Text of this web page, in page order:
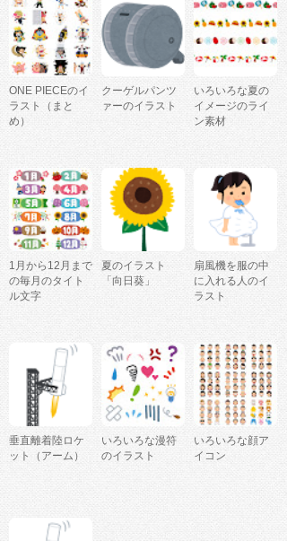
ONE PIECEのイ
ラスト（まと
め）
クーゲルパンツ
ァーのイラスト
いろいろな夏の
イメージのライ
ン素材
1月から12月まで
の毎月のタイト
ル文字
夏のイラスト
「向日葵」
扇風機を服の中
に入れる人のイ
ラスト
垂直離着陸ロケ
ット（アーム）
いろいろな漫符
のイラスト
いろいろな顔ア
イコン